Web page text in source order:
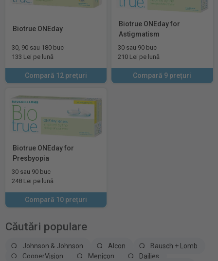
Biotrue ONEday
30, 90 sau 180 buc
133 Lei pe lună
Compară 12 prețuri
Biotrue ONEday for
Astigmatism
30 sau 90 buc
210 Lei pe lună
Compară 9 prețuri
Biotrue ONEday for
Presbyopia
30 sau 90 buc
248 Lei pe lună
Compară 10 prețuri
Căutări populare
Johnson & Johnson Alcon
Bausch + Lomb
CooperVision
Menicon
Dailies